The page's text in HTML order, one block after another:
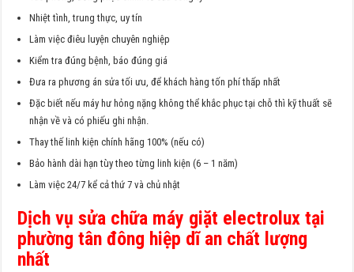
Nhiệt tình, trung thực, uy tín
Làm việc điêu luyện chuyên nghiệp
Kiểm tra đúng bệnh, báo đúng giá
Đưa ra phương án sửa tối ưu, để khách hàng tốn phí thấp nhất
Đặc biết nếu máy hư hỏng nặng không thể khắc phục tại chỗ thì kỹ thuất sẽ
nhận về và có phiếu ghi nhận.
Thay thế linh kiện chính hãng 100% (nếu có)
Bảo hành dài hạn tùy theo từng linh kiện (6 – 1 năm)
Làm việc 24/7 kể cả thứ 7 và chủ nhật
Dịch vụ sửa chữa máy giặt electrolux tại
phường tân đông hiệp dĩ an chất lượng
nhất